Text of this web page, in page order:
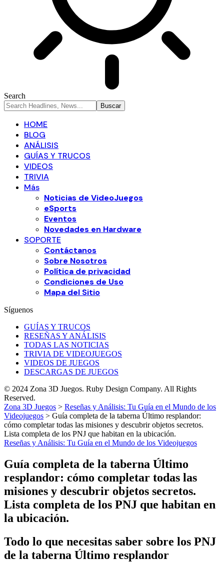
Search
HOME
BLOG
ANÁLISIS
GUÍAS Y TRUCOS
VIDEOS
TRIVIA
Más
Noticias de VideoJuegos
eSports
Eventos
Novedades en Hardware
SOPORTE
Contáctanos
Sobre Nosotros
Política de privacidad
Condiciones de Uso
Mapa del Sitio
Síguenos
GUÍAS Y TRUCOS
RESEÑAS Y ANÁLISIS
TODAS LAS NOTICIAS
TRIVIA DE VIDEOJUEGOS
VIDEOS DE JUEGOS
DESCARGAS DE JUEGOS
© 2024 Zona 3D Juegos. Ruby Design Company. All Rights
Reserved.
Zona 3D Juegos > Reseñas y Análisis: Tu Guía en el Mundo de los
Videojuegos > Guía completa de la taberna Último resplandor:
cómo completar todas las misiones y descubrir objetos secretos.
Lista completa de los PNJ que habitan en la ubicación.
Reseñas y Análisis: Tu Guía en el Mundo de los Videojuegos
Guía completa de la taberna Último
resplandor: cómo completar todas las
misiones y descubrir objetos secretos.
Lista completa de los PNJ que habitan en
la ubicación.
Todo lo que necesitas saber sobre los PNJ
de la taberna Último resplandor